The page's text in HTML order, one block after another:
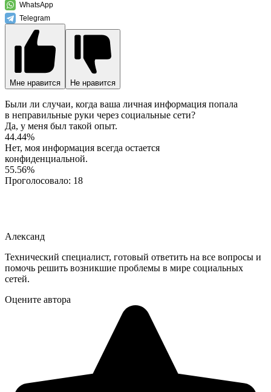
WhatsApp
Telegram
Мне нравится Не нравится
Были ли случаи, когда ваша личная информация попала
в неправильные руки через социальные сети?
Да, у меня был такой опыт.
44.44%
Нет, моя информация всегда остается
конфиденциальной.
55.56%
Проголосовало: 18
Александ
Технический специалист, готовый ответить на все вопросы и
помочь решить возникшие проблемы в мире социальных
сетей.
Оцените автора